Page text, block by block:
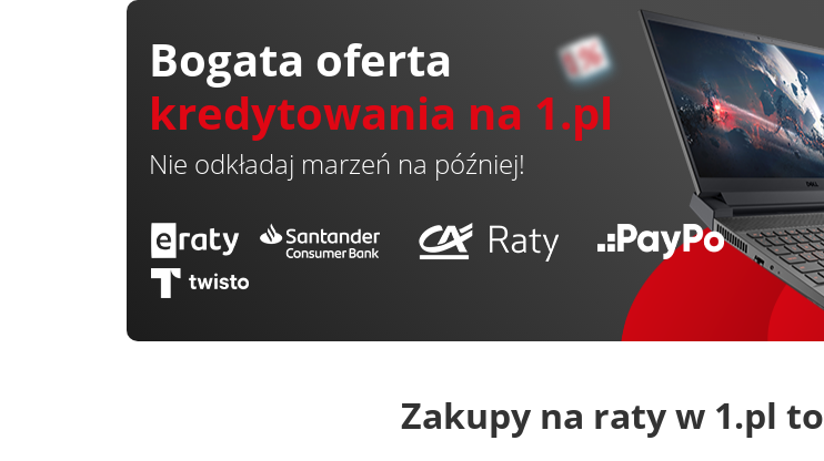
Bogata oferta
kredytowania na 1.pl
Nie odkładaj marzeń na później!
Zakupy na raty w 1.pl to